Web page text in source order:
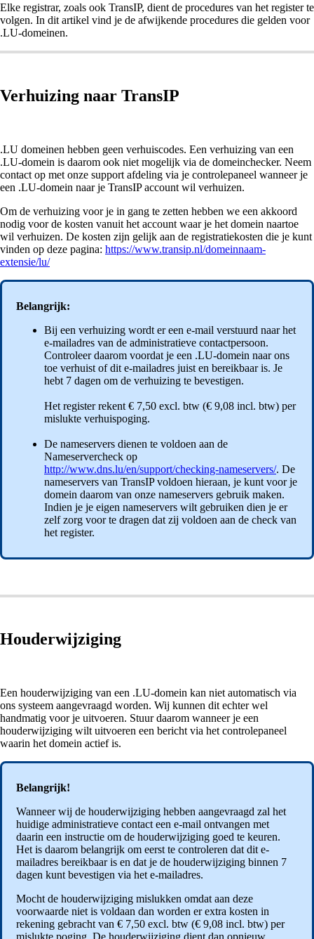
Elke registrar, zoals ook TransIP, dient de procedures van het register te
volgen. In dit artikel vind je de afwijkende procedures die gelden voor
.LU-domeinen.
Verhuizing naar TransIP
.LU domeinen hebben geen verhuiscodes. Een verhuizing van een
.LU-domein is daarom ook niet mogelijk via de domeinchecker. Neem
contact op met onze support afdeling via je controlepaneel wanneer je
een .LU-domein naar je TransIP account wil verhuizen.
Om de verhuizing voor je in gang te zetten hebben we een akkoord
nodig voor de kosten vanuit het account waar je het domein naartoe
wil verhuizen. De kosten zijn gelijk aan de registratiekosten die je kunt
vinden op deze pagina: https://www.transip.nl/domeinnaam-
extensie/lu/
Belangrijk:
Bij een verhuizing wordt er een e-mail verstuurd naar het
e-mailadres van de administratieve contactpersoon.
Controleer daarom voordat je een .LU-domein naar ons
toe verhuist of dit e-mailadres juist en bereikbaar is. Je
hebt 7 dagen om de verhuizing te bevestigen.
Het register rekent € 7,50 excl. btw (€ 9,08 incl. btw) per
mislukte verhuispoging.
De nameservers dienen te voldoen aan de
Nameservercheck op
http://www.dns.lu/en/support/checking-nameservers/. De
nameservers van TransIP voldoen hieraan, je kunt voor je
domein daarom van onze nameservers gebruik maken.
Indien je je eigen nameservers wilt gebruiken dien je er
zelf zorg voor te dragen dat zij voldoen aan de check van
het register.
Houderwijziging
Een houderwijziging van een .LU-domein kan niet automatisch via
ons systeem aangevraagd worden. Wij kunnen dit echter wel
handmatig voor je uitvoeren. Stuur daarom wanneer je een
houderwijziging wilt uitvoeren een bericht via het controlepaneel
waarin het domein actief is.
Belangrijk!
Wanneer wij de houderwijziging hebben aangevraagd zal het
huidige administratieve contact een e-mail ontvangen met
daarin een instructie om de houderwijziging goed te keuren.
Het is daarom belangrijk om eerst te controleren dat dit e-
mailadres bereikbaar is en dat je de houderwijziging binnen 7
dagen kunt bevestigen via het e-mailadres.
Mocht de houderwijziging mislukken omdat aan deze
voorwaarde niet is voldaan dan worden er extra kosten in
rekening gebracht van € 7,50 excl. btw (€ 9,08 incl. btw) per